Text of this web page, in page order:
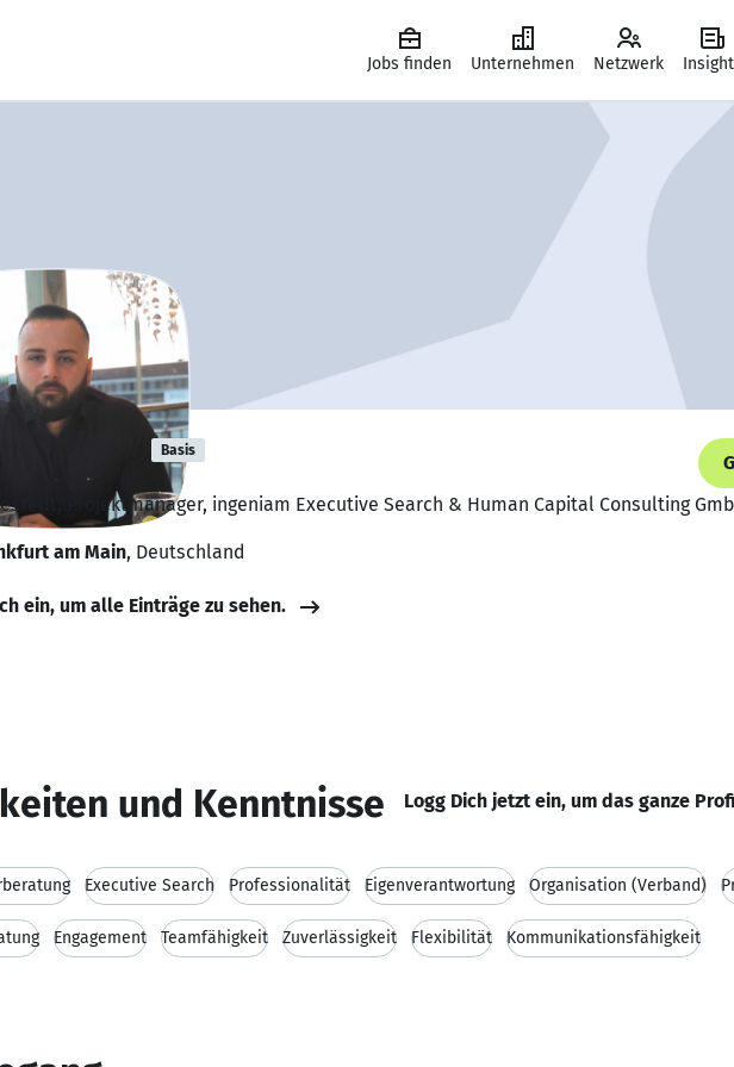
Jobs finden Unternehmen Netzwerk
Kaltakci Basis
Projektmanager, ingeniam Executive Search & Human Capital Consulting
am Main, Deutschland
ein, um alle Einträge zu sehen.
und Kenntnisse Logg Dich jetzt ein, um das ganze
Executive Search Professionalität Eigenverantwortung Organisation (Verband)
Engagement Teamfähigkeit Zuverlässigkeit Flexibilität Kommunikationsfähigkeit